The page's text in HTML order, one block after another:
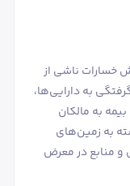
ناشی از
به دارایی‌ها،
به مالکان
به زمین‌های
و منابع در معرض